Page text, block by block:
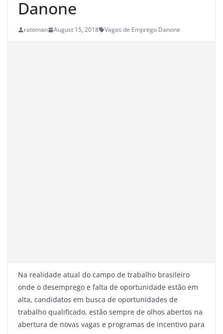
Danone
ratoman August 15, 2018 Vagas de Emprego Danone
Na realidade atual do campo de trabalho brasileiro
onde o desemprego e falta de oportunidade estão em
alta, candidatos em busca de oportunidades de
trabalho qualificado, estão sempre de olhos abertos na
abertura de novas vagas e programas de incentivo para